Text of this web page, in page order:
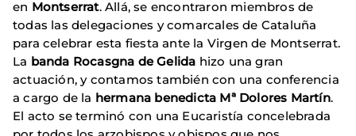
en Montserrat. Allá, se encontraron miembros de
todas las delegaciones y comarcales de Cataluña
para celebrar esta fiesta ante la Virgen de Montserrat.
La banda Rocasgna de Gelida hizo una gran
actuación, y contamos también con una conferencia
a cargo de la hermana benedicta Mª Dolores Martín.
El acto se terminó con una Eucaristía concelebrada